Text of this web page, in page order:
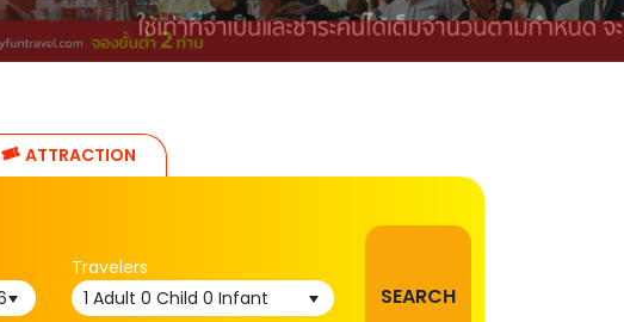
ATTRACTION
Travelers
1 Adult0 Child0 Infant
SEARCH